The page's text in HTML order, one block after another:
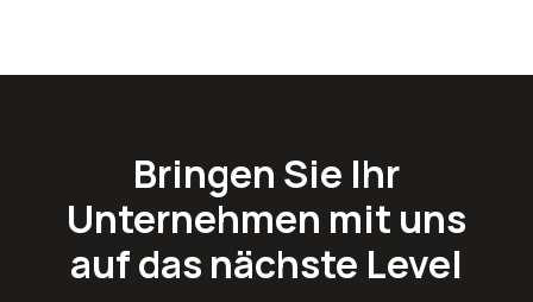
Bringen Sie Ihr
Unternehmen mit uns
auf das nächste Level